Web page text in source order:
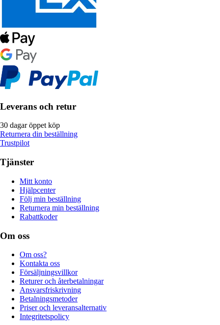
Leverans och retur
30 dagar öppet köp
Returnera din beställning
Trustpilot
Tjänster
Mitt konto
Hjälpcenter
Följ min beställning
Returnera min beställning
Rabattkoder
Om oss
Om oss?
Kontakta oss
Försäljningsvillkor
Returer och återbetalningar
Ansvarsfriskrivning
Betalningsmetoder
Priser och leveransalternativ
Integritetspolicy